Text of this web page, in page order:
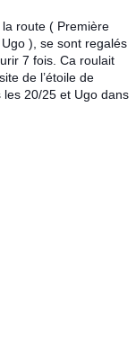
route ( Première
), se sont regalés
7 fois. Ca roulait
de l’étoile de
20/25 et Ugo dans